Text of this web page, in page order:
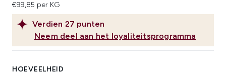
Verdien 27 punten
Neem deel aan het loyaliteitsprogramma
€99,85 per KG
HOEVEELHEID